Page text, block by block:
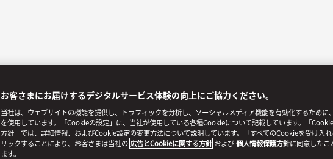
お客さまにお届けするデジタルサービス体験の向上にご協力ください。
当社は、ウェブサイトの機能を提供し、トラフィックを分析し、ソーシャルメディア機能を有効化するために
を使用しています。「Cookieの設定」に、当社が使用している各種Cookieについて記載しています。「
方針」では、詳細情報、およびCookie設定の変更方法について説明しています。「すべてのCookieを受け入
リックすることにより、お客さまは当社の 広告とCookieに関する方針 および個人情報保護方針に同意したこ
ます。